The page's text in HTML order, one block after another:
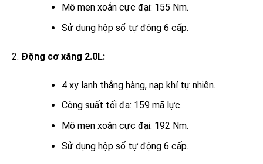
Mô men xoắn cực đại: 155 Nm.
Sử dụng hộp số tự động 6 cấp.
Động cơ xăng 2.0L:
4 xy lanh thẳng hàng, nạp khí tự nhiên.
Công suất tối đa: 159 mã lực.
Mô men xoắn cực đại: 192 Nm.
Sử dụng hộp số tự động 6 cấp.